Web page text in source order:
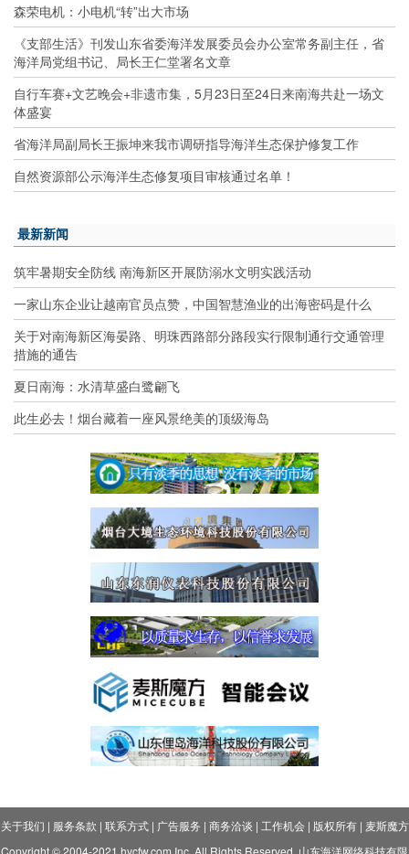
森荣电机：小电机“转”出大市场
《支部生活》刊发山东省委海洋发展委员会办公室常务副主任，省
海洋局党组书记、局长王仁堂署名文章
自行车赛+文艺晚会+非遗市集，5月23日至24日来南海共赴一场文
体盛宴
省海洋局副局长王振坤来我市调研指导海洋生态保护修复工作
自然资源部公示海洋生态修复项目审核通过名单！
最新新闻
筑牢暑期安全防线 南海新区开展防溺水文明实践活动
一家山东企业让越南官员点赞，中国智慧渔业的出海密码是什么
关于对南海新区海晏路、明珠西路部分路段实行限制通行交通管理
措施的通告
夏日南海：水清草盛白鹭翩飞
此生必去！烟台藏着一座风景绝美的顶级海岛
关于我们 | 服务条款 | 联系方式| 广告服务 | 商务洽谈 | 工作机会| 版权所有| 麦斯魔方